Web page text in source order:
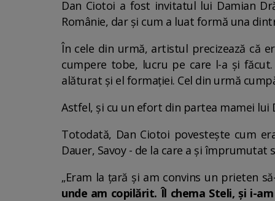
Dan Ciotoi a fost invitatul lui Damian
Românie, dar și cum a luat formă una
În cele din urmă, artistul precizează că
cumpere tobe, lucru pe care l-a și
alăturat și el formației. Cel din urmă
Astfel, și cu un efort din partea mamei lui
Totodată, Dan Ciotoi povestește cum
Dauer, Savoy - de la care a și
„Eram la țară și am convins un prieten
unde am copilărit. Îl chema Steli, și i-